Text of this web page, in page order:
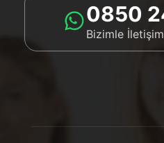
0850
Bizimle